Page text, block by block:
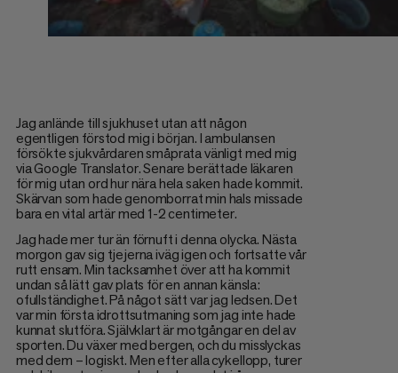
Jag anlände till sjukhuset utan att någon
egentligen förstod mig i början. I ambulansen
försökte sjukvårdaren småprata vänligt med mig
via Google Translator. Senare berättade läkaren
för mig utan ord hur nära hela saken hade kommit.
Skärvan som hade genomborrat min hals missade
bara en vital artär med 1-2 centimeter.
Jag hade mer tur än förnuft i denna olycka. Nästa
morgon gav sig tjejerna iväg igen och fortsatte vår
rutt ensam. Min tacksamhet över att ha kommit
undan så lätt gav plats för en annan känsla:
ofullständighet. På något sätt var jag ledsen. Det
var min första idrottsutmaning som jag inte hade
kunnat slutföra. Självklart är motgångar en del av
sporten. Du växer med bergen, och du misslyckas
med dem – logiskt. Men efter alla cykellopp, turer